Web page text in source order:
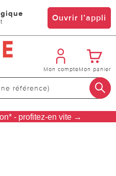
Ouvrir l’appli
Mon compteMon panier
- profitez-en vite →